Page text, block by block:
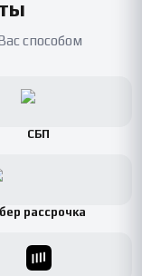
способом
СБП
рассрочка